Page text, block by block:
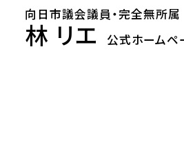
向日市議会議員・完全無所属
林 リエ 公式ホームペ